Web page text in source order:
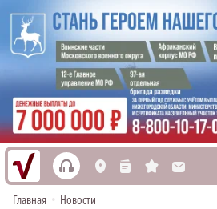
h L n s M
Главная • Новости